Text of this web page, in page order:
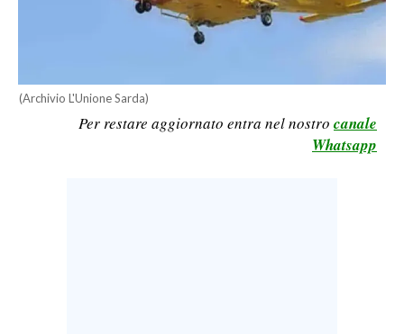
BANDI
SPORT IN SARDEGNA
(Archivio L'Unione Sarda)
Per restare aggiornato entra nel nostro canale
Whatsapp